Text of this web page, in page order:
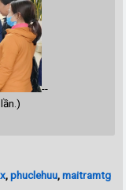
--
,phuclehuu,maitramtg